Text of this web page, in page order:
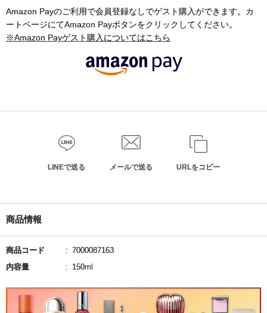
Amazon Payのご利用で会員登録なしでゲスト購入ができます。カ
ートページにてAmazon Payボタンをクリックしてください。
※Amazon Payゲスト購入についてはこちら
LINEで送る メールで送る URLをコピー
商品情報
商品コード
7000087163
内容量
150ml